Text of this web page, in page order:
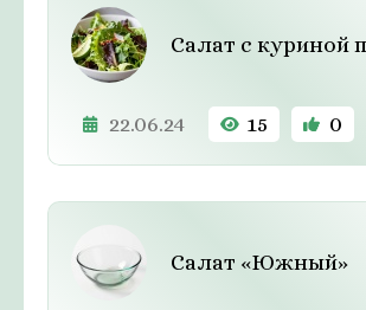
Салат с куриной
22.06.24 15 0
Салат «Южный»